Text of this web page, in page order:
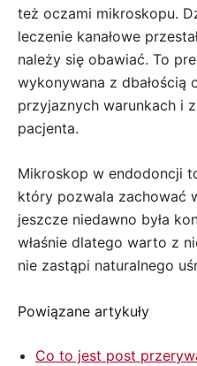
też oczami mikroskopu.
leczenie kanałowe
należy się obawiać. To
wykonywana z dbałością
przyjaznych warunkach i
pacjenta.
Mikroskop w endodoncji
który pozwala zachować
jeszcze niedawno była
właśnie dlatego warto z
nie zastąpi naturalnego
Powiązane artykuły
Co to jest post